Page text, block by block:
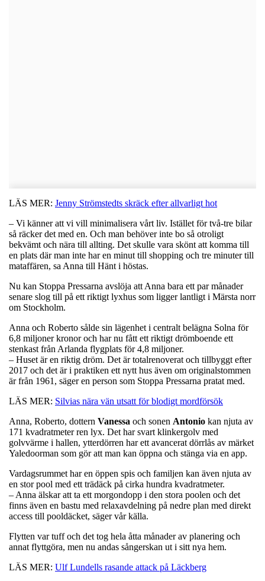
LÄS MER: Jenny Strömstedts skräck efter allvarligt hot
– Vi känner att vi vill minimalisera vårt liv. Istället för två-tre bilar
så räcker det med en. Och man behöver inte bo så otroligt
bekvämt och nära till allting. Det skulle vara skönt att komma till
en plats där man inte har en minut till shopping och tre minuter till
mataffären, sa Anna till Hänt i höstas.
Nu kan Stoppa Pressarna avslöja att Anna bara ett par månader
senare slog till på ett riktigt lyxhus som ligger lantligt i Märsta norr
om Stockholm.
Anna och Roberto sålde sin lägenhet i centralt belägna Solna för
6,8 miljoner kronor och har nu fått ett riktigt drömboende ett
stenkast från Arlanda flygplats för 4,8 miljoner.
– Huset är en riktig dröm. Det är totalrenoverat och tillbyggt efter
2017 och det är i praktiken ett nytt hus även om originalstommen
är från 1961, säger en person som Stoppa Pressarna pratat med.
LÄS MER: Silvias nära vän utsatt för blodigt mordförsök
Anna, Roberto, dottern Vanessa och sonen Antonio kan njuta av
171 kvadratmeter ren lyx. Det har svart klinkergolv med
golvvärme i hallen, ytterdörren har ett avancerat dörrlås av märket
Yaledoorman som gör att man kan öppna och stänga via en app.
Vardagsrummet har en öppen spis och familjen kan även njuta av
en stor pool med ett trädäck på cirka hundra kvadratmeter.
– Anna älskar att ta ett morgondopp i den stora poolen och det
finns även en bastu med relaxavdelning på nedre plan med direkt
access till pooldäcket, säger vår källa.
Flytten var tuff och det tog hela åtta månader av planering och
annat flyttgöra, men nu andas sångerskan ut i sitt nya hem.
LÄS MER: Ulf Lundells rasande attack på Läckberg